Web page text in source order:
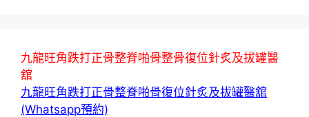
九龍旺角跌打正骨整脊啪骨整骨復位針炙及拔罐醫
舘
九龍旺角跌打正骨整脊啪骨復位針炙及拔罐醫舘
(Whatsapp預約)